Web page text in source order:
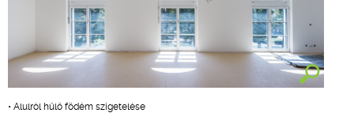
• Alulról hűlő födém szigetelése